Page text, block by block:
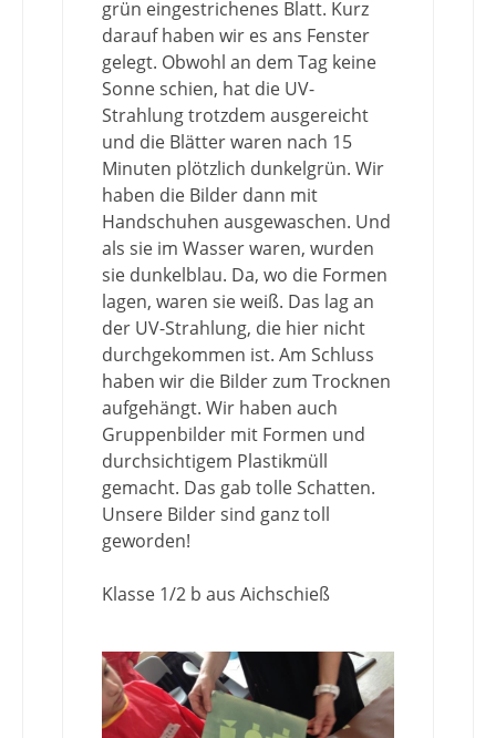
grün eingestrichenes Blatt. Kurz
darauf haben wir es ans Fenster
gelegt. Obwohl an dem Tag keine
Sonne schien, hat die UV-
Strahlung trotzdem ausgereicht
und die Blätter waren nach 15
Minuten plötzlich dunkelgrün. Wir
haben die Bilder dann mit
Handschuhen ausgewaschen. Und
als sie im Wasser waren, wurden
sie dunkelblau. Da, wo die Formen
lagen, waren sie weiß. Das lag an
der UV-Strahlung, die hier nicht
durchgekommen ist. Am Schluss
haben wir die Bilder zum Trocknen
aufgehängt. Wir haben auch
Gruppenbilder mit Formen und
durchsichtigem Plastikmüll
gemacht. Das gab tolle Schatten.
Unsere Bilder sind ganz toll
geworden!
Klasse 1/2 b aus Aichschieß